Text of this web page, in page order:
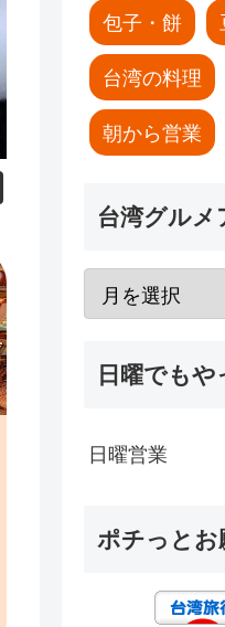
包子・餅
台湾の料理
朝から営業
台湾グルメ
日曜でも
日曜営業
ポチっとお